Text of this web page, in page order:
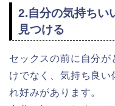
2.自分の気持ちい
見つける
セックスの前に自分
けでなく、気持ち良
れ好みがあります。